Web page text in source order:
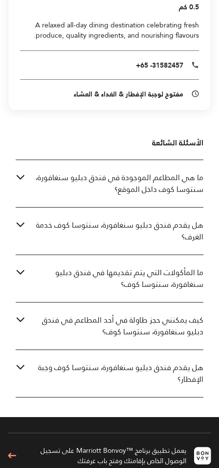
0.5 كم
A relaxed all-day dining destination celebrating fresh
produce, quality ingredients, and nourishing flavours.
+65 -31582457
مفتوح لوجبة الإفطار & الغداء & العشاء
الأسئلة الشائعة
ما هي المطاعم الموجودة في فندق دبليو سنغافورة،
سنتوسا كوف داخل الموقع؟
هل يقدم فندق دبليو سنغافورة، سنتوسا كوف خدمة
الغرف؟
ما المأكولات التي يتم تقديمها في فندق دبليو
سنغافورة، سنتوسا كوف؟
كيف يمكنني حجز طاولة في أحد المطاعم في فندق
دبليو سنغافورة، سنتوسا كوف؟
هل يقدم فندق دبليو سنغافورة، سنتوسا كوف وجبة
الإفطار؟
يعمل تطبيق برنامج ™Marriott Bonvoy على تسجيل
الوصول الخاص بإقامتك وفتح باب غرفتك